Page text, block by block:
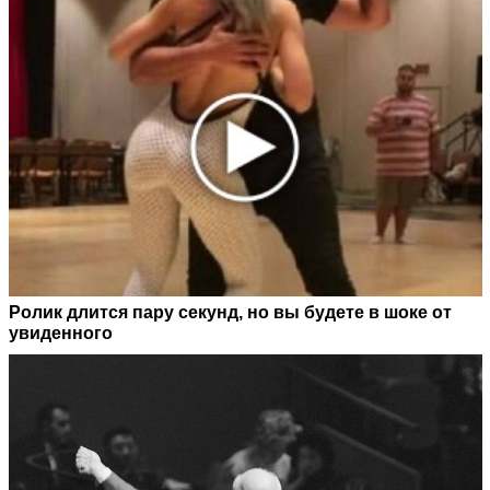
Ролик длится пару секунд, но вы будете в шоке от
увиденного